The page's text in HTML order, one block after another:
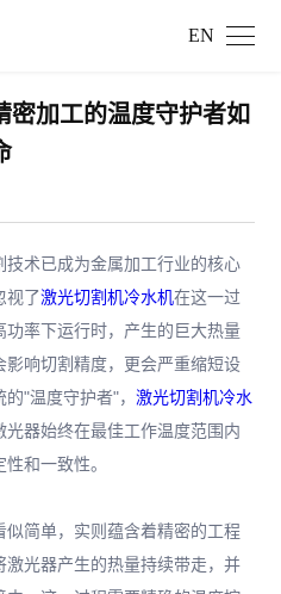
EN
密加工的温度守护者如
术已成为金属加工行业的核心
视了激光切割机冷水机在这一过
率下运行时，产生的巨大热量
响切割精度，更会严重缩短设
的"温度守护者"，激光切割机冷水
器始终在最佳工作温度范围内
和一致性。
似简单，实则蕴含着精密的工程
光器产生的热量持续带走，并